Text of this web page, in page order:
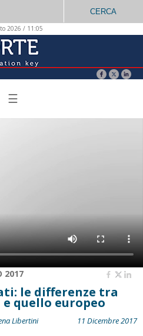
CERCA
2026 / 11:05
☰
2017
le differenze tra
quello europeo
Libertini
11 Dicembre 2017